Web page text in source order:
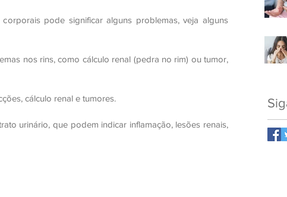
pode significar alguns problemas, veja alguns
nos rins, como cálculo renal (pedra no rim) ou tumor,
cálculo renal e tumores.
urinário, que podem indicar inflamação, lesões renais,